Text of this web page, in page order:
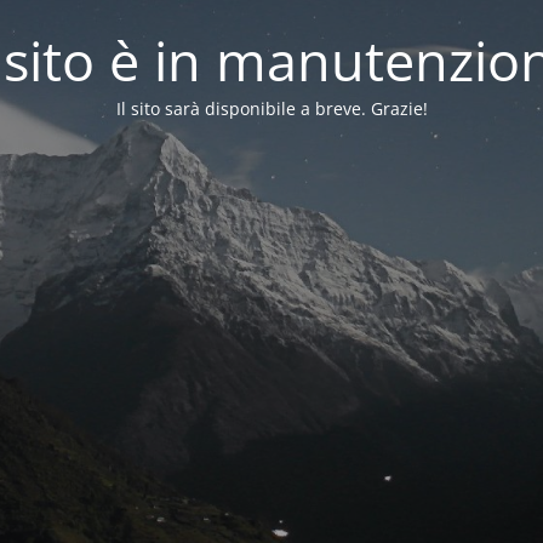
è in
Il sito sarà disponibile a breve. Grazie!